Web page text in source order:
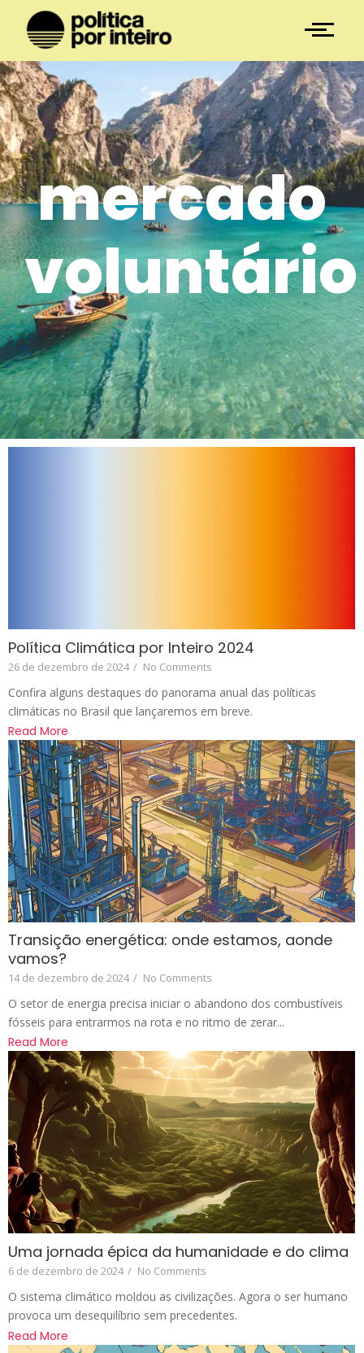
mercado
voluntário
Política Climática por Inteiro 2024
26 de dezembro de 2024 / No Comments
Confira alguns destaques do panorama anual das políticas
climáticas no Brasil que lançaremos em breve.
Read More
Transição energética: onde estamos, aonde
vamos?
14 de dezembro de 2024 / No Comments
O setor de energia precisa iniciar o abandono dos combustíveis
fósseis para entrarmos na rota e no ritmo de zerar...
Read More
Uma jornada épica da humanidade e do clima
6 de dezembro de 2024 / No Comments
O sistema climático moldou as civilizações. Agora o ser humano
provoca um desequilíbrio sem precedentes.
Read More